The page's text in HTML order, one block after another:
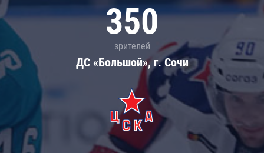
350
зрителей
ДС «Большой», г. Сочи